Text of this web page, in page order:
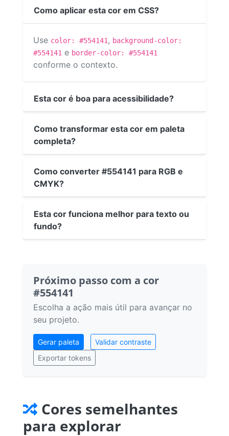
Como aplicar esta cor em CSS?
Use color: #554141, background-color:
#554141 e border-color: #554141
conforme o contexto.
Esta cor é boa para acessibilidade?
Como transformar esta cor em paleta
completa?
Como converter #554141 para RGB e
CMYK?
Esta cor funciona melhor para texto ou
fundo?
Próximo passo com a cor
#554141
Escolha a ação mais útil para avançar no
seu projeto.
Gerar paleta
Validar contraste
Exportar tokens
Cores semelhantes
para explorar